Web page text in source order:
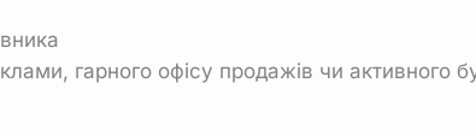
гарного офісу продажів чи активного